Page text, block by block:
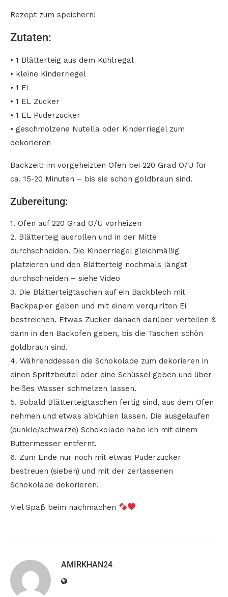
Rezept zum speichern!
Zutaten:
• 1 Blätterteig aus dem Kühlregal
• kleine Kinderriegel
• 1 Ei
• 1 EL Zucker
• 1 EL Puderzucker
• geschmolzene Nutella oder Kinderriegel zum
dekorieren
Backzeit: im vorgeheizten Ofen bei 220 Grad O/U für
ca. 15-20 Minuten – bis sie schön goldbraun sind.
Zubereitung:
1. Ofen auf 220 Grad O/U vorheizen
2. Blätterteig ausrollen und in der Mitte
durchschneiden. Die Kinderriegel gleichmäßig
platzieren und den Blätterteig nochmals längst
durchschneiden – siehe Video
3. Die Blätterteigtaschen auf ein Backblech mit
Backpapier geben und mit einem verquirlten Ei
bestreichen. Etwas Zucker danach darüber verteilen &
dann in den Backofen geben, bis die Taschen schön
goldbraun sind.
4. Währenddessen die Schokolade zum dekorieren in
einen Spritzbeutel oder eine Schüssel geben und über
heißes Wasser schmelzen lassen.
5. Sobald Blätterteigtaschen fertig sind, aus dem Ofen
nehmen und etwas abkühlen lassen. Die ausgelaufen
(dunkle/schwarze) Schokolade habe ich mit einem
Buttermesser entfernt.
6. Zum Ende nur noch mit etwas Puderzucker
bestreuen (sieben) und mit der zerlassenen
Schokolade dekorieren.
Viel Spaß beim nachmachen
AMIRKHAN24